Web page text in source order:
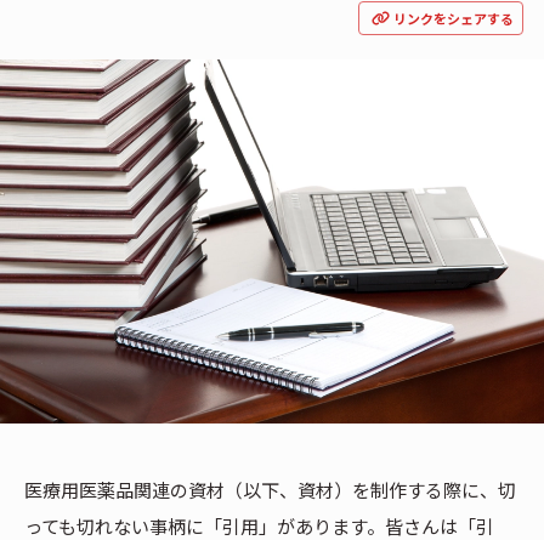
リンクをシェアする
医療用医薬品関連の資材（以下、資材）を制作する際に、切
っても切れない事柄に「引用」があります。皆さんは「引